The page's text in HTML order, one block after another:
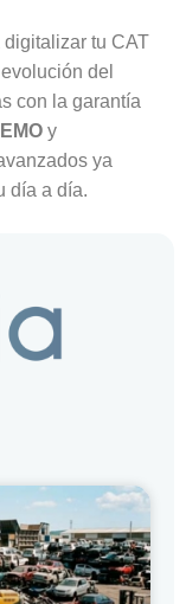
tu CAT
del
con la garantía
y
ya
día a día.